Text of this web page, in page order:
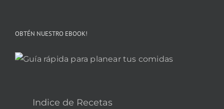
OBTÉN NUESTRO EBOOK!
Indice de Recetas